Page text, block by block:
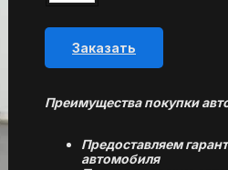
Заказать
Преимущества покупки
Предоставляем
автомобиля